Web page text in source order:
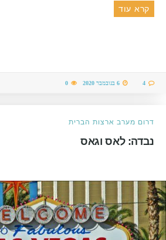
קרא עוד
דרום מערב ארצות הברית
נבדה: לאס וגאס